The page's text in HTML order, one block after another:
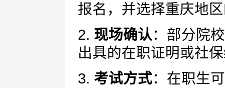
报名，并选择重庆地
2. 现场确认：部分院
出具的在职证明或社
3. 考试方式：在职生